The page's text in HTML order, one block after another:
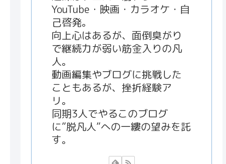
YouTube・映画・カラオケ・自
己啓発。
向上心はあるが、面倒臭がり
で継続力が弱い筋金入りの凡
人。
動画編集やブログに挑戦した
こともあるが、挫折経験ア
リ。
同期3人でやるこのブログ
に”脱凡人”への一縷の望みを託
す。